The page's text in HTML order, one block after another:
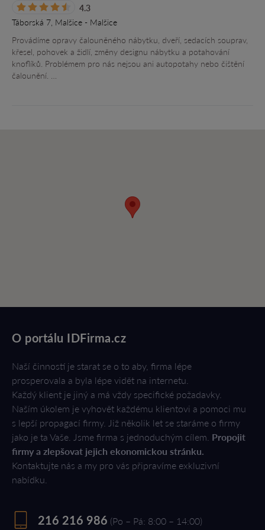
4.3
Táborská 7, Malšice - Malšice
Provádíme opravy čalouněného nábytku, dveří, sedacích souprav,
křesel, pohovek a židlí, změny designu nábytku a potahování
knoflíků. Problémem pro nás nejsou ani autopotahy nebo čištění
čalounění. …
O portálu IDFirma.cz
Naší činností je starat se o to aby, firma lépe
prosperovala a byla lépe vidět na internetu.
Každý klient je jiný a má vždy specifické požadavky.
Naším úkolem je vyhovět každému klientovi a pomoci mu
s lepší propagací firmy. Již několik let se staráme o firmy
jako je ta Vaše. Jsme firma s jednoduchým cílem. Propojit
firmy a zlepšovat jejich ekonomickou stránku.
Kontaktujte nás a my pro vás připravíme exkluzivní
nabídku.
216 216 986 (Po – Pá: 8:00 – 14:00)